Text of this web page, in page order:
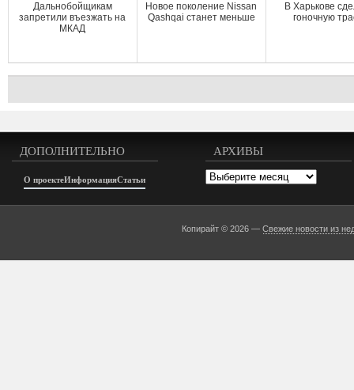
Дальнобойщикам
запретили въезжать на
МКАД
Новое поколение Nissan
Qashqai станет меньше
В Харькове
гоночную
ДОПОЛНИТЕЛЬНО
О проектеИнформацияСтатьи
АРХИВЫ
Архивы
Копирайт © 2026 —Свежие новости из